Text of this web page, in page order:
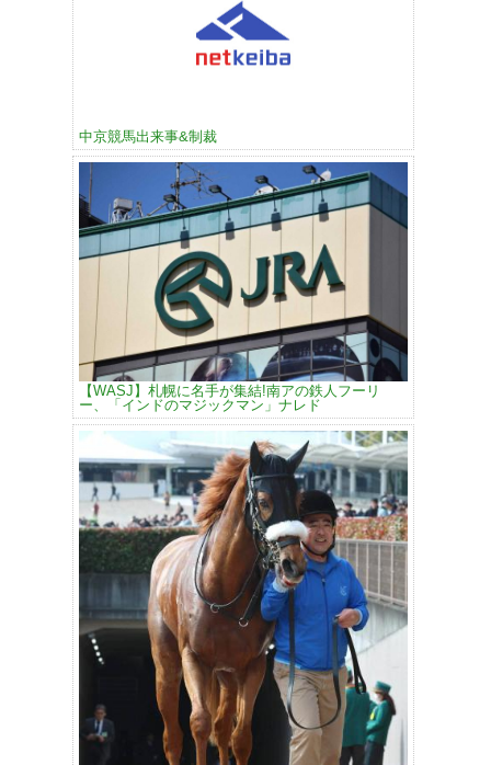
中京競馬出来事&制裁
【WASJ】札幌に名手が集結!南アの鉄人フーリ
ー、「インドのマジックマン」ナレド